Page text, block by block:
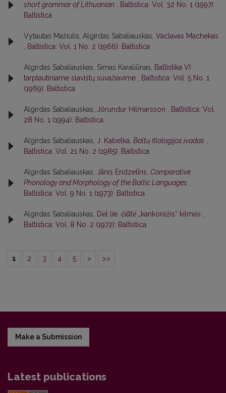
short grammar of Lithuanian
Baltistica: Vol. 32 No. 1 (1997):
Baltistica
Vytautas Mažiulis, Algirdas Sabaliauskas, Vaclavas Machekas
Baltistica: Vol. 1 No. 2 (1966): Baltistica
Algirdas Sabaliauskas, Simas Karaliūnas,
Baltistika VI
tarptautiniame slavistų suvažiavime
Baltistica: Vol. 5 No. 1
(1969): Baltistica
Algirdas Sabaliauskas, Jörundur Hilmarsson
Baltistica: Vol.
28 No. 1 (1994): Baltistica
Algirdas Sabaliauskas, J. Kabelka, Baltų filologijos įvadas
Baltistica: Vol. 21 No. 2 (1985): Baltistica
Algirdas Sabaliauskas, Jānis Endzelīns, Comparative
Phonology and Morphology of the Baltic Languages
Baltistica: Vol. 9 No. 1 (1973): Baltistica
Algirdas Sabaliauskas, Dėl lie. čiū̃tė „kankorėžis“ kilmės
Baltistica: Vol. 8 No. 2 (1972): Baltistica
1 2 3 4 5 > >>
Make a Submission
Latest publications